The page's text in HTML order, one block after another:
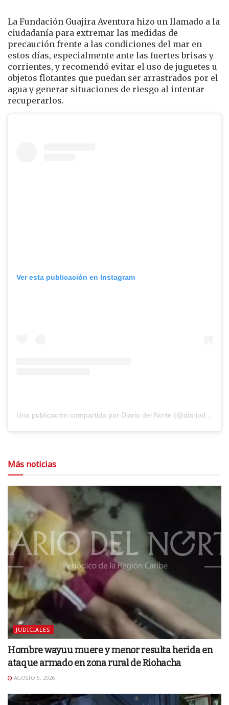
La Fundación Guajira Aventura hizo un llamado a la
ciudadanía para extremar las medidas de
precaución frente a las condiciones del mar en
estos días, especialmente ante las fuertes brisas y
corrientes, y recomendó evitar el uso de juguetes u
objetos flotantes que puedan ser arrastrados por el
agua y generar situaciones de riesgo al intentar
recuperarlos.
Ver esta publicación en Instagram
Una publicación compartida por Diario del Norte (@diariodelnorte)
Más noticias
JUDICIALES
Hombre wayuu muere y menor resulta herida en
ataque armado en zona rural de Riohacha
AGOSTO 5, 2026